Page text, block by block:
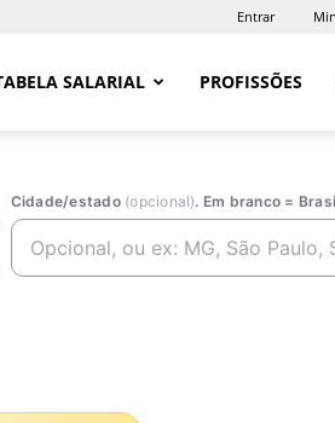
Entrar
SALARIAL PROFISSÕES
Cidade/estado (opcional). Em branco =